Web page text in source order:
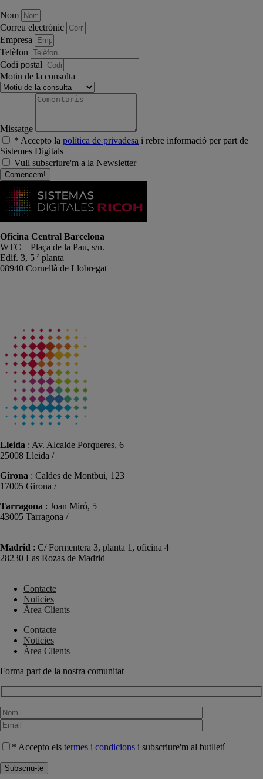
Nom
Correu electrònic
Empresa
Telèfon
Codi postal
Motiu de la consulta
Missatge
* Accepto la política de privadesa i rebre informació per part de
Sistemes Digitals
Vull subscriure'm a la Newsletter
Comencem!
Oficina Central Barcelona
WTC – Plaça de la Pau, s/n.
Edif. 3, 5 ª planta
08940 Cornellà de Llobregat
Lleida : Av. Alcalde Porqueres, 6
25008 Lleida /
Girona : Caldes de Montbui, 123
17005 Girona /
Tarragona : Joan Miró, 5
43005 Tarragona /
Madrid : C/ Formentera 3, planta 1, oficina 4
28230 Las Rozas de Madrid
Contacte
Noticies
Àrea Clients
Contacte
Noticies
Àrea Clients
Forma part de la nostra comunitat
* Accepto els termes i condicions i subscriure'm al butlletí